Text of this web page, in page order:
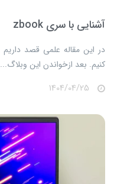
آشنایی با سری zbook
کنیم. بعد ازخواندن این وبلاگ...